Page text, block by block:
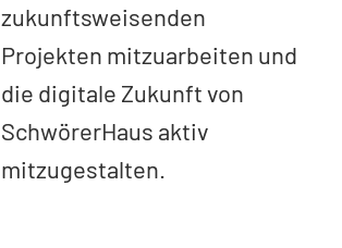
zukunftsweisenden
Projekten mitzuarbeiten und
die digitale Zukunft von
SchwörerHaus aktiv
mitzugestalten.